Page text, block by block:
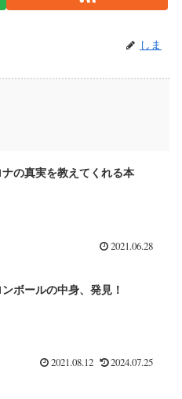
しま
ナの真実を教えてくれる本
2021.06.28
ンボールの中身、発見！
2021.08.12 2024.07.25